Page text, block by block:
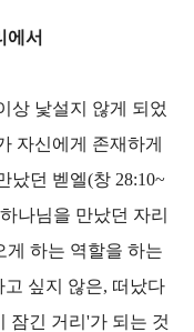
에서
상 낯설지 않게 되었
자신에게 존재하게
났던 벧엘(창 28:10~
나님을 만났던 자리
게 하는 역할을 하는
싶지 않은, 떠났다
잠긴 거리'가 되는 것